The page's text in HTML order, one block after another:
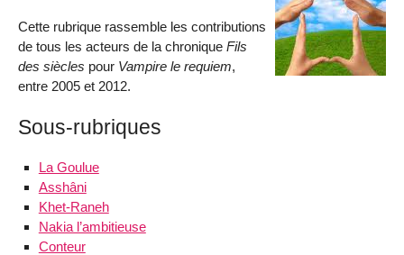
Cette rubrique rassemble les contributions
de tous les acteurs de la chronique Fils
des siècles pour Vampire le requiem,
entre 2005 et 2012.
Sous-rubriques
La Goulue
Asshâni
Khet-Raneh
Nakia l’ambitieuse
Conteur